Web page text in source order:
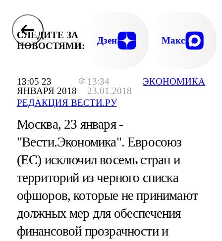
13:05 23
ЯНВАРЯ 2018
13:34
23.01.2018
РЕДАКЦИЯ ВЕСТИ.РУ
ЭКОНОМИКА
СЛЕДИТЕ ЗА
НОВОСТЯМИ:
Дзен Макс
Москва, 23 января -
"Вести.Экономика".Евросоюз
(ЕС) исключил восемь стран и
территорий из черного списка
офшоров, которые не принимают
должных мер для обеспечения
финансовой прозрачности и